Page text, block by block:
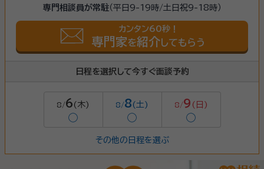
専門相談員が常駐（平日9-19時/土日祝9-18時）
カンタン60秒！
専門家を紹介 してもらう
日程を選択して今すぐ面談予約
8/6 (木)
◯
8/8(土)
◯
8/9 (日)
◯
その他の日程を選ぶ